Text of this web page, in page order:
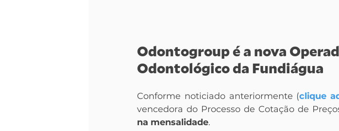
Odontogroup é a nova
Odontológico da Fundiágua
Conforme noticiado anteriormente (clique
vencedora do Processo de Cotação de
na mensalidade.